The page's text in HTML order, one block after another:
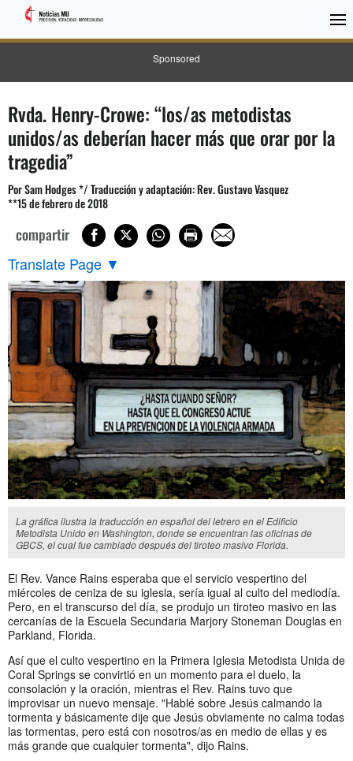
Sponsored
Rvda. Henry-Crowe: “los/as metodistas
unidos/as deberían hacer más que orar por la
tragedia”
Por Sam Hodges */ Traducción y adaptación: Rev. Gustavo Vasquez
**15 de febrero de 2018
compartir
Translate Page ▼
La gráfica ilustra la traducción en español del letrero en el Edificio
Metodista Unido en Washington, donde se encuentran las oficinas de
GBCS, el cual fue cambiado después del tiroteo masivo Florida.
El Rev. Vance Rains esperaba que el servicio vespertino del
miércoles de ceniza de su iglesia, sería igual al culto del mediodía.
Pero, en el transcurso del día, se produjo un tiroteo masivo en las
cercanías de la Escuela Secundaria Marjory Stoneman Douglas en
Parkland, Florida.
Así que el culto vespertino en la Primera Iglesia Metodista Unida de
Coral Springs se convirtió en un momento para el duelo, la
consolación y la oración, mientras el Rev. Rains tuvo que
improvisar un nuevo mensaje. "Hablé sobre Jesús calmando la
tormenta y básicamente dije que Jesús obviamente no calma todas
las tormentas, pero está con nosotros/as en medio de ellas y es
más grande que cualquier tormenta", dijo Rains.